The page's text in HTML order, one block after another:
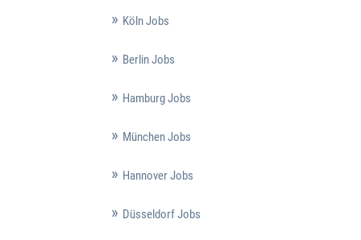
Köln Jobs
Berlin Jobs
Hamburg Jobs
München Jobs
Hannover Jobs
Düsseldorf Jobs